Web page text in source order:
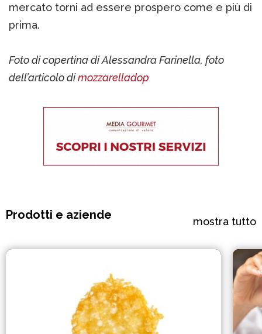
mercato torni ad essere prospero come e più di
prima.
Foto di copertina di Alessandra Farinella, foto
dell’articolo dimozzarelladop
Prodotti e aziende mostra tutto